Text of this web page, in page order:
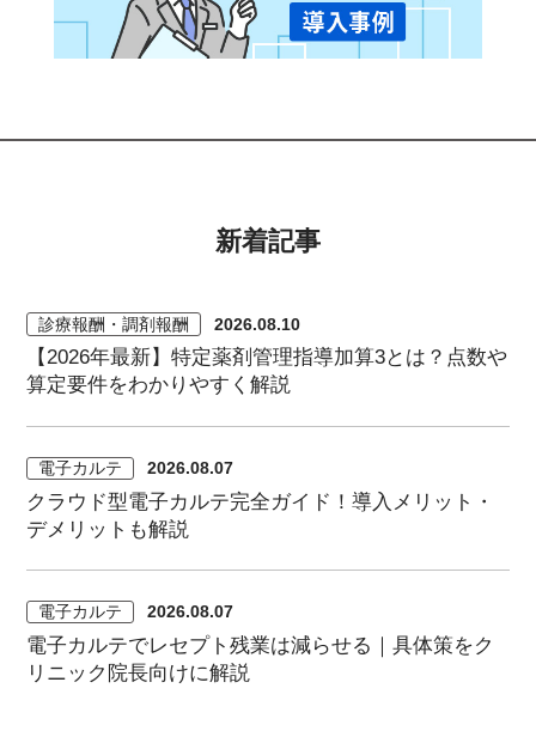
新着記事
診療報酬・調剤報酬 2026.08.10
【2026年最新】特定薬剤管理指導加算3とは？点数や
算定要件をわかりやすく解説
電子カルテ 2026.08.07
クラウド型電子カルテ完全ガイド！導入メリット・
デメリットも解説
電子カルテ 2026.08.07
電子カルテでレセプト残業は減らせる｜具体策をク
リニック院長向けに解説